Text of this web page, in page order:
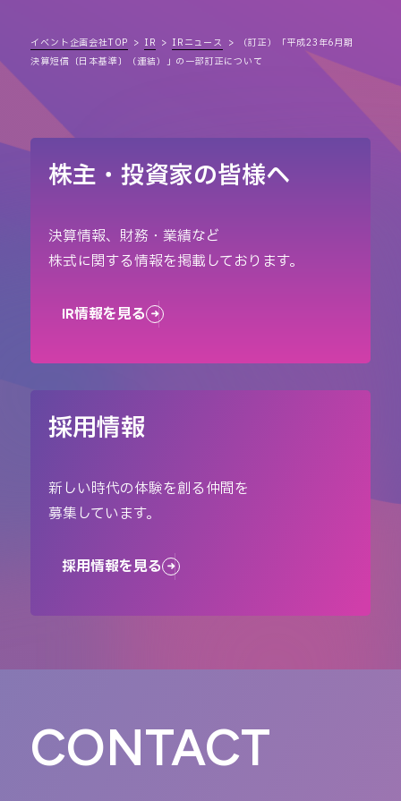
イベント企画会社TOP IR IRニュース
（訂正）「平成23年6月期
決算短信〔日本基準〕（連結）」の一部訂正について
株主・投資家の皆様へ
決算情報、財務・業績など
株式に関する情報を掲載しております。
IR情報を見る
採用情報
新しい時代の体験を創る仲間を
募集しています。
採用情報を見る
CONTACT